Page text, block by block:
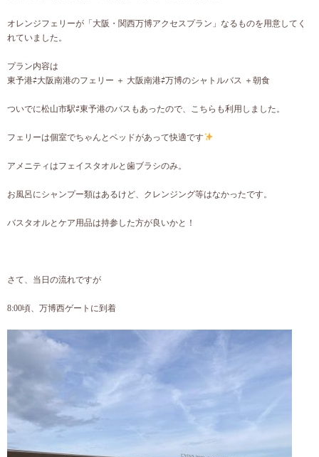
オレンジフェリーが「大阪・関西万博アクセスプラン」なるものを用意してく
れていました。
プラン内容は
東予港⇄大阪南港のフェリー ＋ 大阪南港⇄万博のシャトルバス ＋朝食
ついでに松山市駅⇄東予港のバスもあったので、こちらも利用しました。
フェリーは個室でちゃんとベッドがあって快適です
アメニティはフェイスタオルと歯ブラシのみ。
お風呂にシャンプー類はあるけど、クレンジング等はなかったです。
バスタオルとケア用品は持参した方が良いかと！
さて、当日の流れですが
8:00頃、万博西ゲートに到着